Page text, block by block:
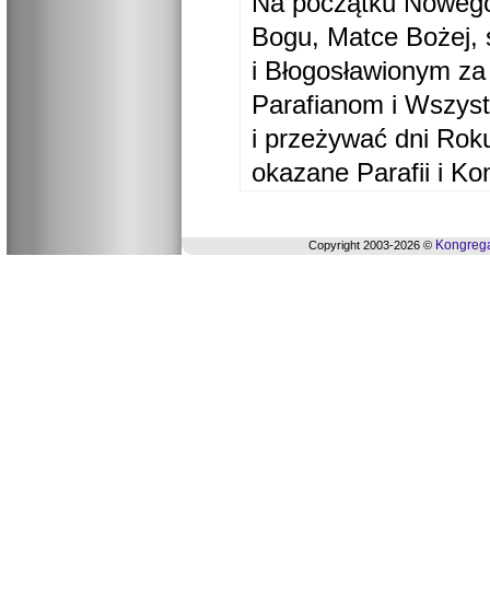
Bogu, Matce Bożej,
i Błogosławionym
Parafianom i
i przeżywać dni
okazane Parafii i
Copyright 2003-2026 ©